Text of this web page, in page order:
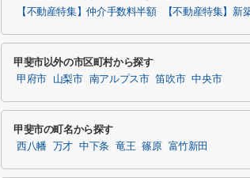
【不動産特集】仲介手数料半額 【不動産特集】新
甲斐市以外の市区町村から探す
甲府市 山梨市 南アルプス市 笛吹市 中央市
甲斐市の町名から探す
西八幡 万才 中下条 竜王 篠原 富竹新田